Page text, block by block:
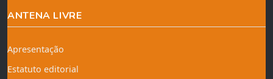
ANTENA LIVRE
Apresentação
Estatuto editorial